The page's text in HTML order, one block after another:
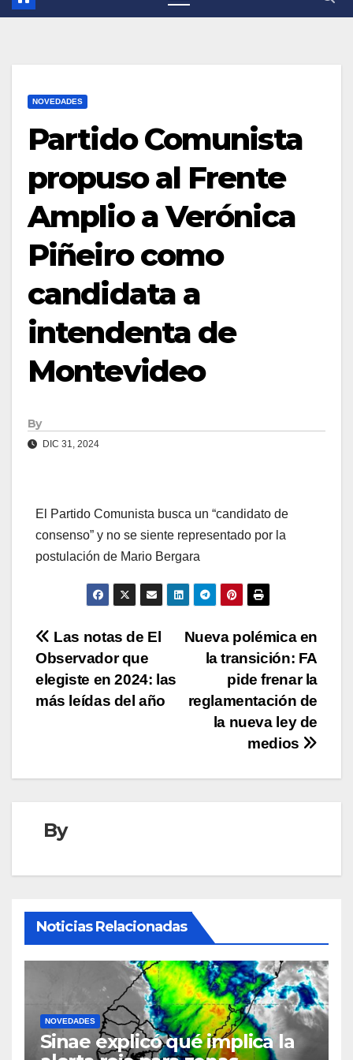
NOVEDADES
Partido Comunista
propuso al Frente
Amplio a Verónica
Piñeiro como
candidata a
intendenta de
Montevideo
By
DIC 31, 2024
El Partido Comunista busca un “candidato de
consenso” y no se siente representado por la
postulación de Mario Bergara
Navegación
de
entradas
Nueva polémica en
la transición: FA
pide frenar la
reglamentación de
la nueva ley de
medios
Las notas de El
Observador que
elegiste en 2024: las
más leídas del año
By
Noticias Relacionadas
NOVEDADES
Sinae explicó qué implica la